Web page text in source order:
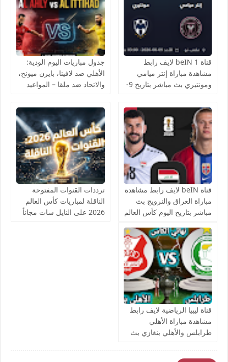
قناة beIN 1 لايف رابط
مشاهدة مباراة إنتر ميامي
ومونتيري بث مباشر بتاريخ 9-
الودية يوتيوب بدون تقطيع
جدول مباريات اليوم الودية:
الأهلي ضد لافينا، بايرن ميونخ،
والاتحاد ضد ملقا – المواعيد
قناة beIN لايف رابط مشاهدة
مباراة العراق والنرويج بث
مباشر بتاريخ اليوم كأس العالم
ترددات القنوات المفتوحة
الناقلة لمباريات كأس العالم
2026 على النايل سات مجاناً
قناة ليبيا الرياضية لايف رابط
مشاهدة مباراة الأهلي
طرابلس والأهلي بنغازي بث